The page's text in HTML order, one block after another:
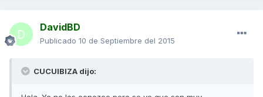
DavidBD
Publicado 10 de Septiembre del 2015
CUCUIBIZA dijo: